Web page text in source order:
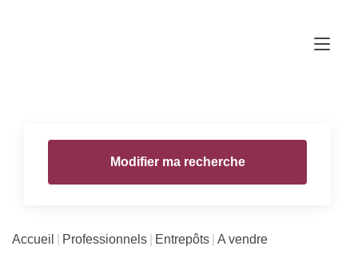
Modifier ma recherche
Accueil Professionnels Entrepôts A vendre